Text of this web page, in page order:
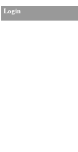
Login